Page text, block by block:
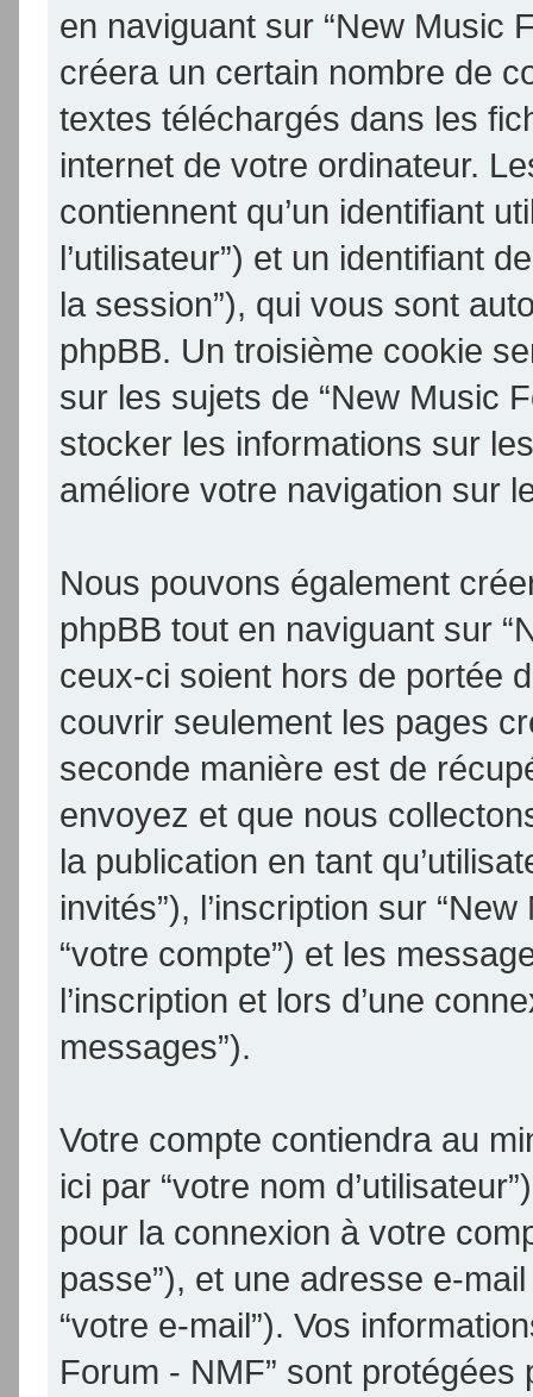
en naviguant sur “New Music
créera un certain nombre de
textes téléchargés dans les
internet de votre ordinateur.
contiennent qu’un identifiant
l’utilisateur”) et un identifiant
la session”), qui vous sont
phpBB. Un troisième cookie
sur les sujets de “New Music
stocker les informations sur
améliore votre navigation sur
Nous pouvons également
phpBB tout en naviguant sur
ceux-ci soient hors de portée
couvrir seulement les pages
seconde manière est de
envoyez et que nous
la publication en tant
invités”), l’inscription sur
“votre compte”) et les
l’inscription et lors d’une
messages”).
Votre compte contiendra au
ici par “votre nom
pour la connexion à votre
passe”), et une adresse e-
“votre e-mail”). Vos
Forum - NMF” sont